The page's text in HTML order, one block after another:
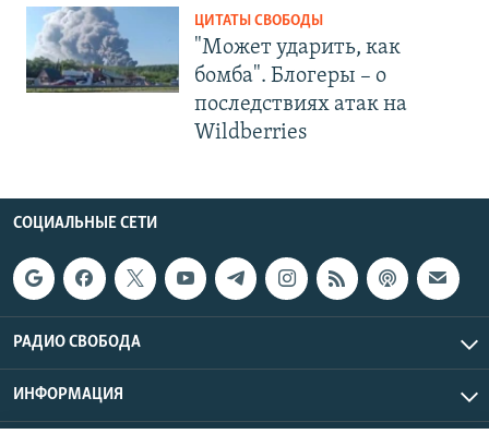
ЦИТАТЫ СВОБОДЫ
"Может ударить, как
бомба". Блогеры – о
последствиях атак на
Wildberries
СОЦИАЛЬНЫЕ СЕТИ
РАДИО СВОБОДА
ИНФОРМАЦИЯ